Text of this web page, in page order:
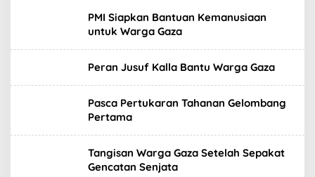
PMI Siapkan Bantuan Kemanusiaan
untuk Warga Gaza
Peran Jusuf Kalla Bantu Warga Gaza
Pasca Pertukaran Tahanan Gelombang
Pertama
Tangisan Warga Gaza Setelah Sepakat
Gencatan Senjata